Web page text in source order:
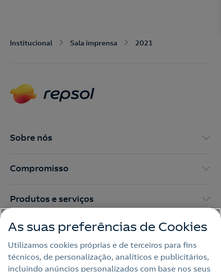
Contacte-nos
Institucional Sala imprensa 2021
Sobre nós
Compromisso
Produtos e serviços
Trabalhar na Repsol
Sala de imprensa
As suas preferências de Cookies
Utilizamos cookies próprias e de terceiros para fins
técnicos, de personalização, analíticos e publicitários,
incluindo anúncios personalizados com base nos seus